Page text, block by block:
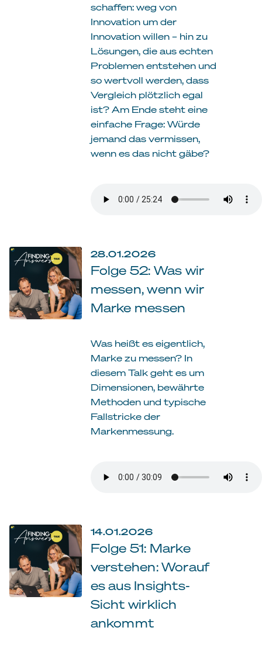
schaffen: weg von
Innovation um der
Innovation willen – hin zu
Lösungen, die aus echten
Problemen entstehen und
so wertvoll werden, dass
Vergleich plötzlich egal
ist? Am Ende steht eine
einfache Frage: Würde
jemand das vermissen,
wenn es das nicht gäbe?
28.01.2026
Folge 52: Was wir
messen, wenn wir
Marke messen
Was heißt es eigentlich,
Marke zu messen? In
diesem Talk geht es um
Dimensionen, bewährte
Methoden und typische
Fallstricke der
Markenmessung.
14.01.2026
Folge 51: Marke
verstehen: Worauf
es aus Insights-
Sicht wirklich
ankommt